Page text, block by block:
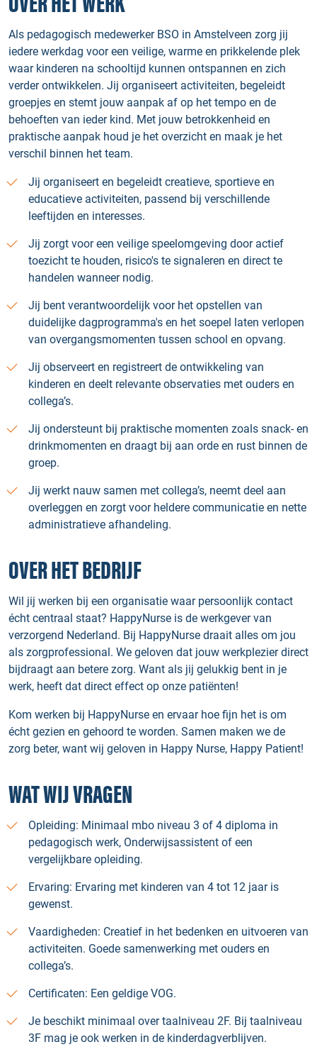
Als pedagogisch medewerker BSO in Amstelveen zorg jij
iedere werkdag voor een veilige, warme en prikkelende plek
waar kinderen na schooltijd kunnen ontspannen en zich
verder ontwikkelen. Jij organiseert activiteiten, begeleidt
groepjes en stemt jouw aanpak af op het tempo en de
behoeften van ieder kind. Met jouw betrokkenheid en
praktische aanpak houd je het overzicht en maak je het
verschil binnen het team.
Jij organiseert en begeleidt creatieve, sportieve en
educatieve activiteiten, passend bij verschillende
leeftijden en interesses.
Jij zorgt voor een veilige speelomgeving door actief
toezicht te houden, risico's te signaleren en direct te
handelen wanneer nodig.
Jij bent verantwoordelijk voor het opstellen van
duidelijke dagprogramma's en het soepel laten verlopen
van overgangsmomenten tussen school en opvang.
Jij observeert en registreert de ontwikkeling van
kinderen en deelt relevante observaties met ouders en
collega’s.
Jij ondersteunt bij praktische momenten zoals snack- en
drinkmomenten en draagt bij aan orde en rust binnen de
groep.
Jij werkt nauw samen met collega’s, neemt deel aan
overleggen en zorgt voor heldere communicatie en nette
administratieve afhandeling.
OVER HET BEDRIJF
Wil jij werken bij een organisatie waar persoonlijk contact
écht centraal staat? HappyNurse is de werkgever van
verzorgend Nederland. Bij HappyNurse draait alles om jou
als zorgprofessional. We geloven dat jouw werkplezier direct
bijdraagt aan betere zorg. Want als jij gelukkig bent in je
werk, heeft dat direct effect op onze patiënten!
Kom werken bij HappyNurse en ervaar hoe fijn het is om
écht gezien en gehoord te worden. Samen maken we de
zorg beter, want wij geloven in Happy Nurse, Happy Patient!
WAT WIJ VRAGEN
Opleiding: Minimaal mbo niveau 3 of 4 diploma in
pedagogisch werk, Onderwijsassistent of een
vergelijkbare opleiding.
Ervaring: Ervaring met kinderen van 4 tot 12 jaar is
gewenst.
Vaardigheden: Creatief in het bedenken en uitvoeren van
activiteiten. Goede samenwerking met ouders en
collega’s.
Certificaten: Een geldige VOG.
Je beschikt minimaal over taalniveau 2F. Bij taalniveau
3F mag je ook werken in de kinderdagverblijven.